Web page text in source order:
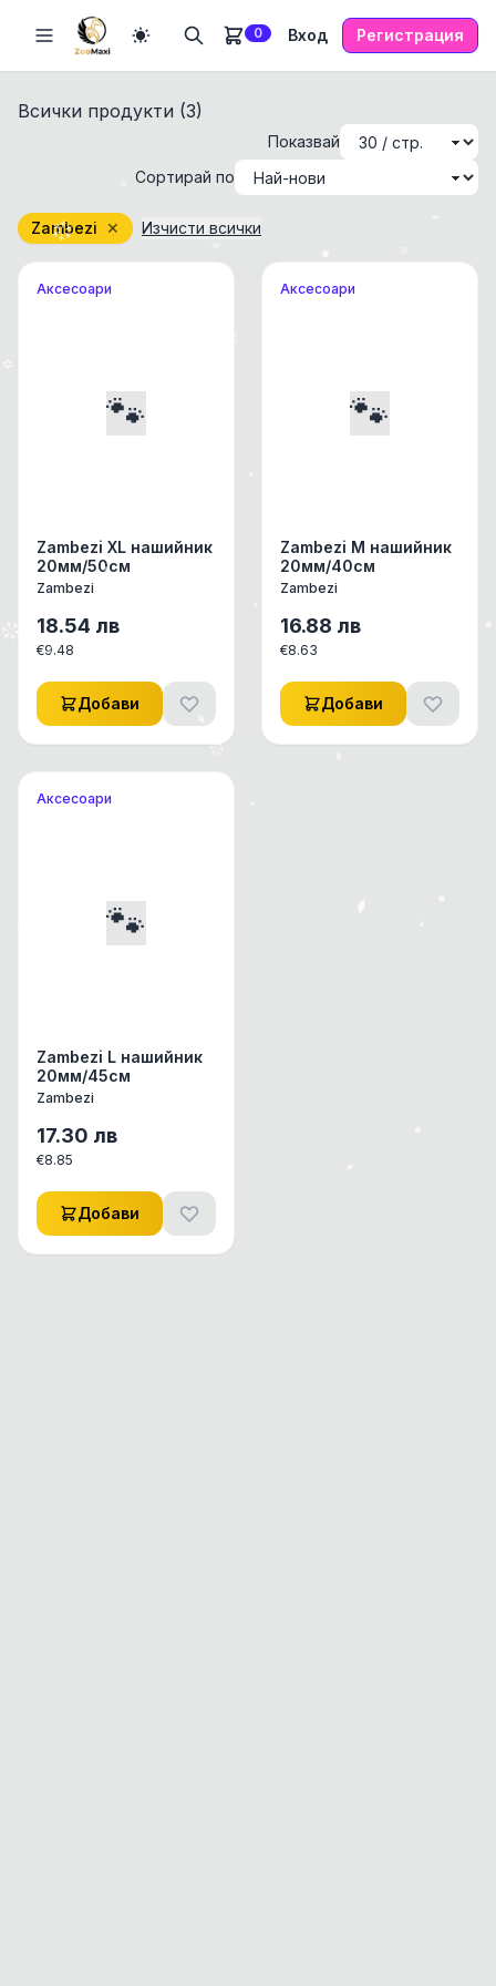
0 Вход Регистрация
Всички продукти (3)
Показвай
Сортирай по
Zambezi ✕ Изчисти всички
Аксесоари
🐾
Zambezi XL нашийник
20мм/50см
Zambezi
18.54 лв
€9.48
Добави
Аксесоари
🐾
Zambezi M нашийник
20мм/40см
Zambezi
16.88 лв
€8.63
Добави
Аксесоари
🐾
Zambezi L нашийник
20мм/45см
Zambezi
17.30 лв
€8.85
Добави